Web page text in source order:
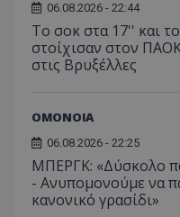
06.08.2026 - 22:44
Το σοκ στα 17'' και
στοίχισαν στον
στις Βρυξέλλες
ΟΜΟΝΟΙΑ
06.08.2026 - 22:25
ΜΠΕΡΓΚ: «Δύσκολο
- Ανυπομονούμε να
κανονικό γρασίδι»